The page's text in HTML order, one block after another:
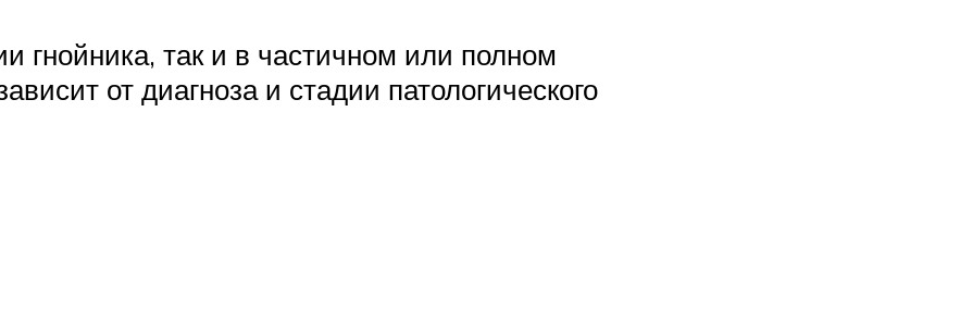
гнойника, так и в частичном или полном
от диагноза и стадии патологического